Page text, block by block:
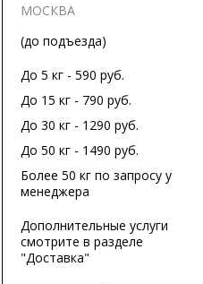
МОСКВА
(до подъезда)
До 5 кг - 590 руб.
До 15 кг - 790 руб.
До 30 кг - 1290 руб.
До 50 кг - 1490 руб.
Более 50 кг по запросу у
менеджера
Дополнительные услуги
смотрите в разделе
"Доставка"